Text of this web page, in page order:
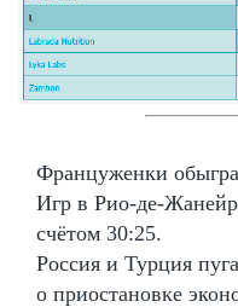
Француженки
Игр в Рио-де-
счётом 30:25.
Россия и Турция
о приостановке